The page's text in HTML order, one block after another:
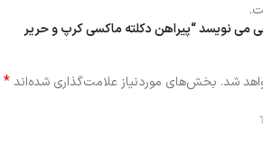
می نویسد “پیراهن دکلته ماکسی کرپ و حریر
شد. بخش‌های موردنیاز علامت‌گذاری شده‌اند*